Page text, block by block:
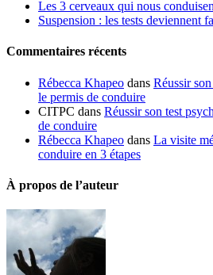
Les 3 cerveaux qui nous
Suspension : les tests deviennent
Commentaires récents
Rébecca Khapeo dans Réussir
le permis de conduire
CITPC dans Réussir son test
de conduire
Rébecca Khapeo dans La visite
conduire en 3 étapes
À propos de l’auteur